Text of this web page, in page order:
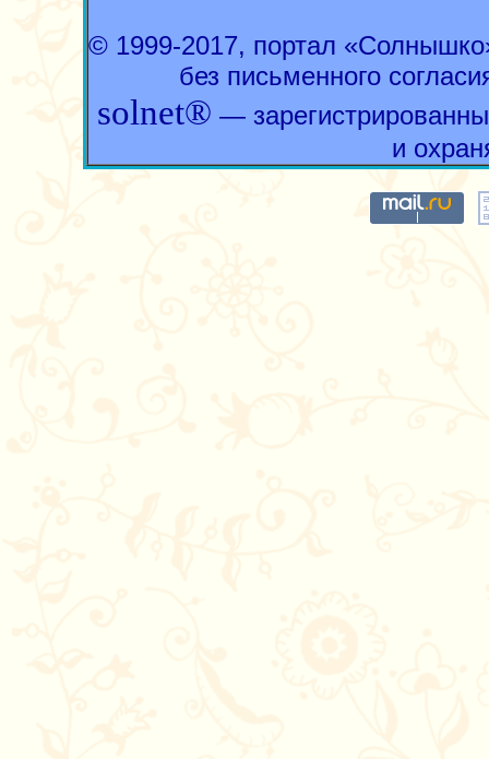
© 1999-2017, портал
без письменного
solnet® —
и